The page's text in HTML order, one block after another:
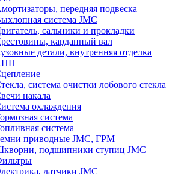
передняя подвеска
система JMC
сальники и прокладки
карданный вал
детали, внутренняя отделка
система очистки лобового стекла
накала
охлаждения
система
система
приводные JMC, ГРМ
подшипники ступиц JMC
датчики JMC